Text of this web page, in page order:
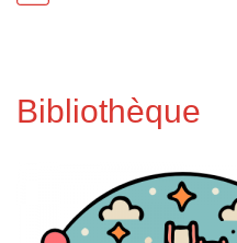
Bibliothèque